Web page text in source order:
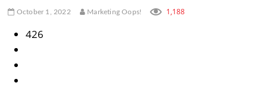
o
m
m
c
October 1, 2022 Marketing Oops! 1,188
426